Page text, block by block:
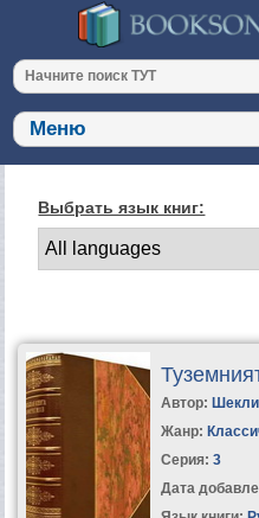
Выбрать язык книг:
Автор:
Жанр:
Серия: 3
Дата